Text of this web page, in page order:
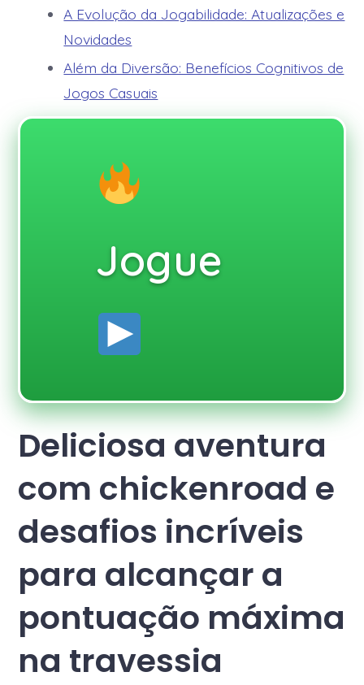
A Evolução da Jogabilidade: Atualizações e
Novidades
Além da Diversão: Benefícios Cognitivos de
Jogos Casuais
Jogue
Deliciosa aventura
com chickenroad e
desafios incríveis
para alcançar a
pontuação máxima
na travessia